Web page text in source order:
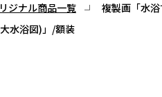
ジナル商品一覧
複製画「水
水浴図)」/額装